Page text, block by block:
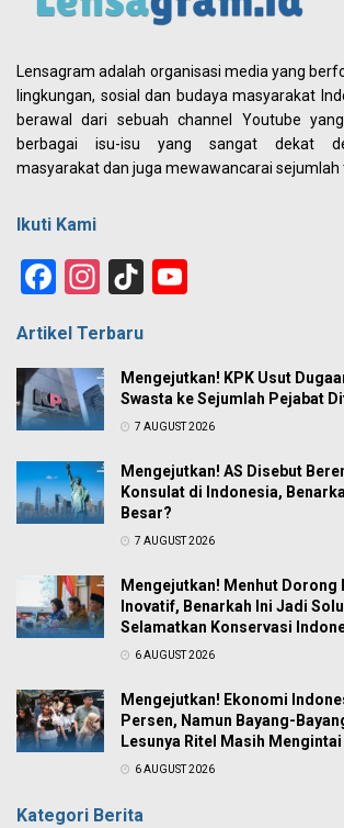
Lensagram adalah organisasi media yang
lingkungan, sosial dan budaya masyarakat
berawal dari sebuah channel Youtube
berbagai isu-isu yang sangat dekat
masyarakat dan juga mewawancarai sejumlah
Ikuti Kami
Facebook
Instagram
TikTok
Artikel Terbaru
Mengejutkan! KPK Usut
Swasta ke Sejumlah Pejabat
7 AUGUST 2026
Mengejutkan! AS Disebut
Konsulat di Indonesia,
Besar?
7 AUGUST 2026
Mengejutkan! Menhut Dorong
Inovatif, Benarkah Ini Jadi
Selamatkan Konservasi
6 AUGUST 2026
Mengejutkan! Ekonomi
Persen, Namun Bayang-
Lesunya Ritel Masih Mengintai
6 AUGUST 2026
Kategori Berita